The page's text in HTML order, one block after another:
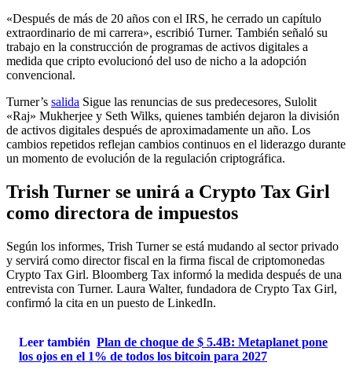
«Después de más de 20 años con el IRS, he cerrado un capítulo
extraordinario de mi carrera», escribió Turner. También señaló su
trabajo en la construcción de programas de activos digitales a
medida que cripto evolucionó del uso de nicho a la adopción
convencional.
Turner’s salida Sigue las renuncias de sus predecesores, Sulolit
«Raj» Mukherjee y Seth Wilks, quienes también dejaron la división
de activos digitales después de aproximadamente un año. Los
cambios repetidos reflejan cambios continuos en el liderazgo durante
un momento de evolución de la regulación criptográfica.
Trish Turner se unirá a Crypto Tax Girl
como directora de impuestos
Según los informes, Trish Turner se está mudando al sector privado
y servirá como director fiscal en la firma fiscal de criptomonedas
Crypto Tax Girl. Bloomberg Tax informó la medida después de una
entrevista con Turner. Laura Walter, fundadora de Crypto Tax Girl,
confirmó la cita en un puesto de LinkedIn.
Leer también Plan de choque de $ 5.4B: Metaplanet pone
los ojos en el 1% de todos los bitcoin para 2027